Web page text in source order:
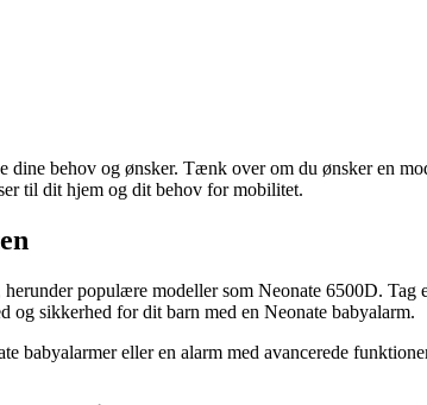
behov og ønsker. Tænk over om du ønsker en
til dit hjem og dit behov for mobilitet.
populære modeller som Neonate 6500D.
og sikkerhed for dit barn med en Neonate babyalarm.
babyalarmer eller en alarm med avancerede